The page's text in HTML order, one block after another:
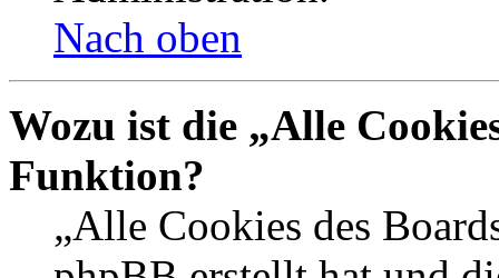
Nach oben
Wozu ist die „Alle
Funktion?
„Alle Cookies des